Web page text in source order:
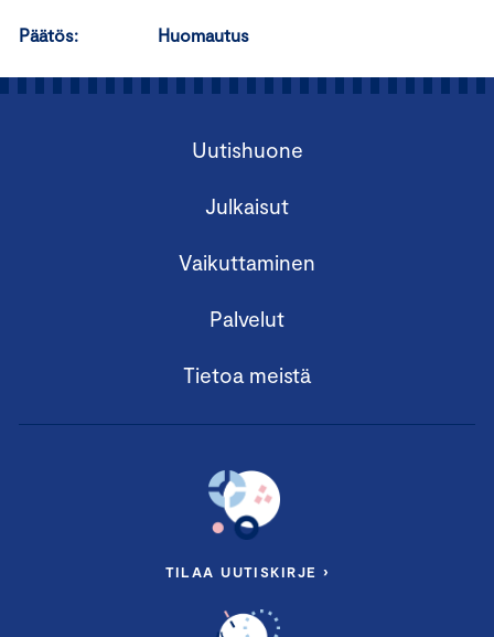
Päätös: Huomautus
Uutishuone
Julkaisut
Vaikuttaminen
Palvelut
Tietoa meistä
TILAA UUTISKIRJE ›